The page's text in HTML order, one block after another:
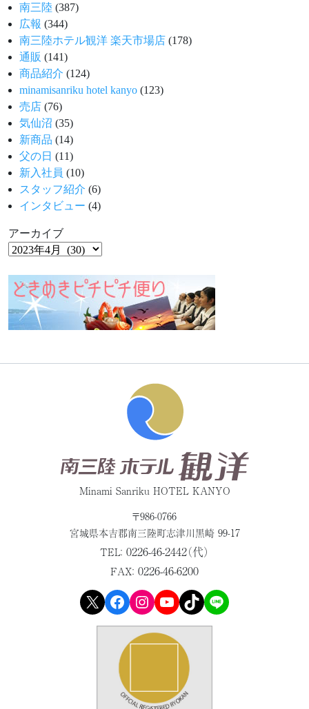
南三陸 (387)
広報 (344)
南三陸ホテル観洋 楽天市場店 (178)
通販 (141)
商品紹介 (124)
minamisanriku hotel kanyo (123)
売店 (76)
気仙沼 (35)
新商品 (14)
父の日 (11)
新入社員 (10)
スタッフ紹介 (6)
インタビュー (4)
アーカイブ
Minami Sanriku HOTEL KANYO
〒986-0766
宮城県本吉郡南三陸町志津川黒崎 99-17
TEL： 0226-46-2442（代）
FAX： 0226-46-6200
X Facebook Instagram YouTube TikTok LINE